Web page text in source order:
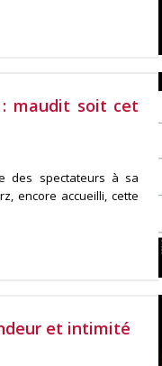
: maudit soit cet
des spectateurs à sa
encore accueilli, cette
et intimité